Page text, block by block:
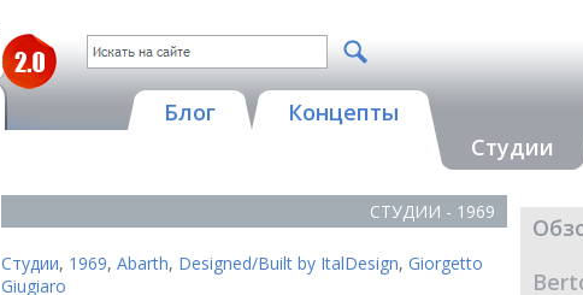
Блог
Концепты
Студии
СТУДИИ - 1969
Студии, 1969, Abarth, Designed/Built by ItalDesign, Giorgetto
Giugiaro